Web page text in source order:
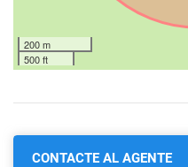
200 m
500 ft
CONTACTE AL AGENTE